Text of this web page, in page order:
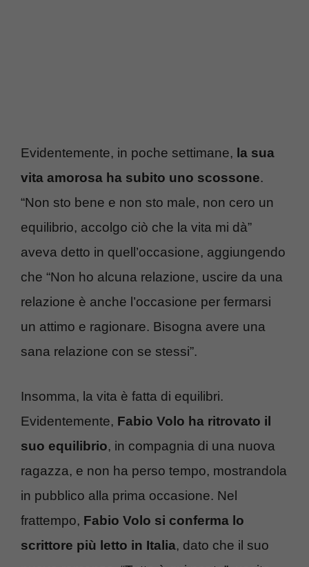
Evidentemente, in poche settimane, la sua
vita amorosa ha subito uno scossone.
“Non sto bene e non sto male, non cero un
equilibrio, accolgo ciò che la vita mi dà”
aveva detto in quell’occasione, aggiungendo
che “Non ho alcuna relazione, uscire da una
relazione è anche l’occasione per fermarsi
un attimo e ragionare. Bisogna avere una
sana relazione con se stessi”.
Insomma, la vita è fatta di equilibri.
Evidentemente, Fabio Volo ha ritrovato il
suo equilibrio, in compagnia di una nuova
ragazza, e non ha perso tempo, mostrandola
in pubblico alla prima occasione. Nel
frattempo, Fabio Volo si conferma lo
scrittore più letto in Italia, dato che il suo